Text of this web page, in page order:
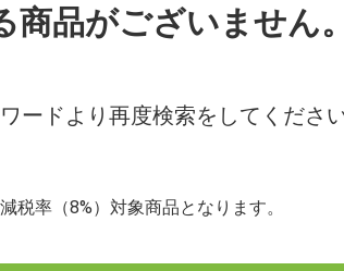
商品がございません。
ードより再度検索をしてください
税率（8%）対象商品となります。